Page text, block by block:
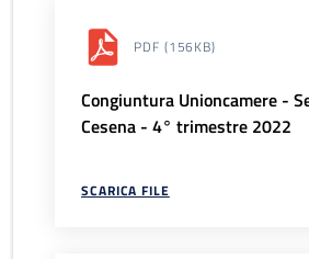
PDF (156KB)
Congiuntura Unioncamere -
Cesena - 4° trimestre 2022
SCARICA FILE